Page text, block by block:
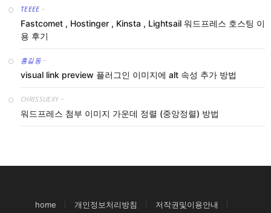
TEEEE -
Fastcomet , Hostinger , Kinsta , Lightsail 워드프레스 호스팅 이
용 후기
홍길동 -
visual link preview 플러그인 이미지에 alt 속성 추가 방법
CHRISSUEXY -
워드프레스 첨부 이미지 가운데 정렬 (중앙정렬) 방법
home 개인정보처리방침
저작권및이용안내